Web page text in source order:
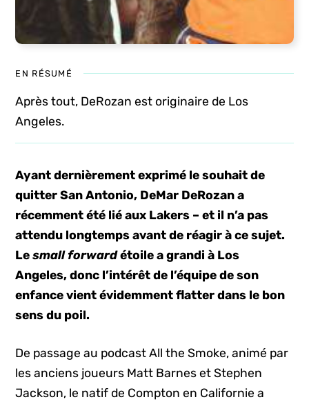
EN RÉSUMÉ
Après tout, DeRozan est originaire de Los
Angeles.
Ayant dernièrement exprimé le souhait de
quitter San Antonio, DeMar DeRozan a
récemment été lié aux Lakers – et il n’a pas
attendu longtemps avant de réagir à ce sujet.
Lesmall forwardétoile a grandi à Los
Angeles, donc l’intérêt de l’équipe de son
enfance vient évidemment flatter dans le bon
sens du poil.
De passage au podcast All the Smoke, animé par
les anciens joueurs Matt Barnes et Stephen
Jackson, le natif de Compton en Californie a